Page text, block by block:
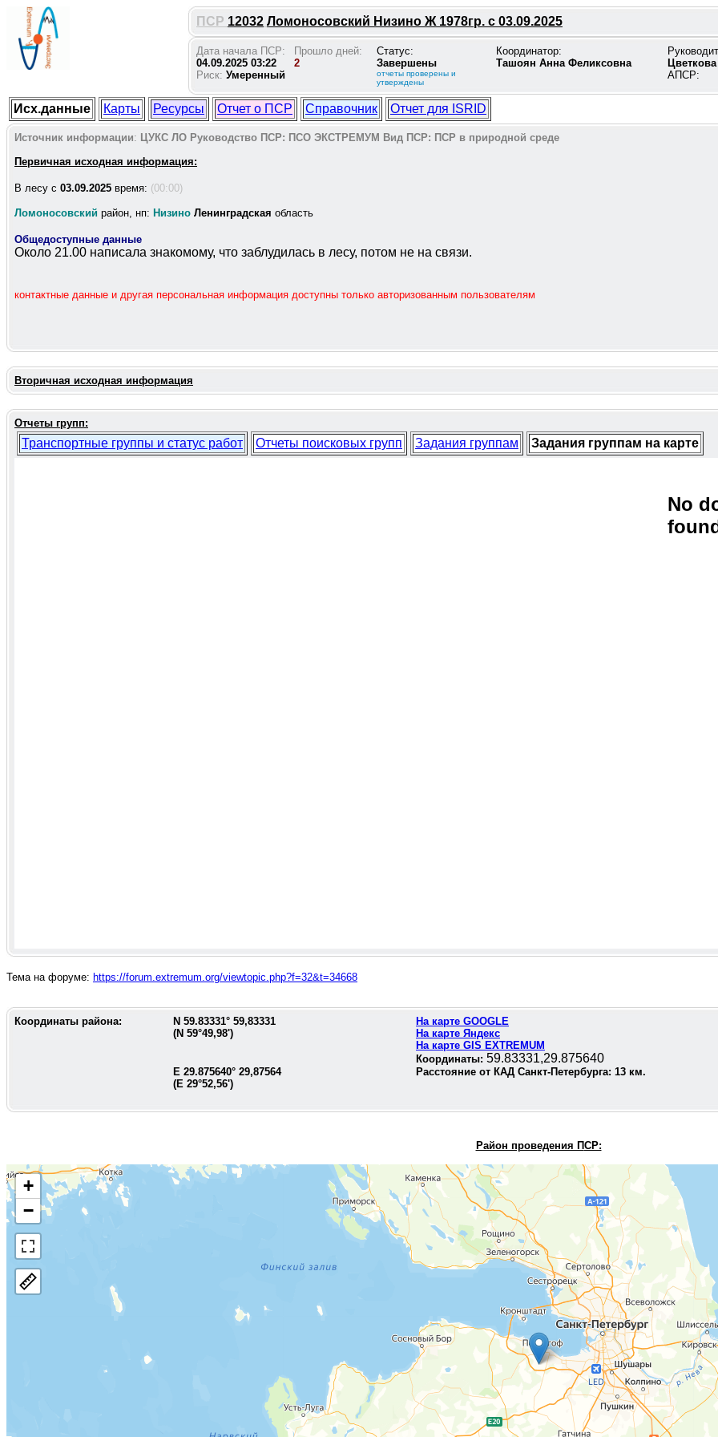
ПСР 12032 Ломоносовский Низино Ж 1978гр. с 03.09.2025
Дата начала ПСР:
04.09.2025 03:22
Риск: Умеренный
Прошло дней:
2
Статус:
Завершены
отчеты проверены и
утверждены
Координатор:
Ташоян Анна Феликсовна
АПСР:
Исх.данные Карты Ресурсы Отчет о ПСР Справочник Отчет для ISRID
Источник информации: ЦУКС ЛО Руководство ПСР: ПСО ЭКСТРЕМУМ Вид ПСР: ПСР в природной среде
Первичная исходная информация:
В лесу c 03.09.2025 время: (00:00)
Ломоносовский район, нп: Низино Ленинградская область
Общедоступные данные
Около 21.00 написала знакомому, что заблудилась в лесу, потом не на связи.
контактные данные и другая персональная информация доступны только авторизованным пользователям
Вторичная исходная информация
Отчеты групп:
Транспортные группы и статус работ Отчеты поисковых групп Задания группам Задания группам на карте
No
Тема на форуме: https://forum.extremum.org/viewtopic.php?f=32&t=34668
Координаты района: N 59.83331° 59,83331
(N 59°49,98')
На карте GOOGLE
На карте Яндекс
На карте GIS EXTREMUM
Координаты: 59.83331,29.875640
E 29.875640° 29,87564
(E 29°52,56')
Расстояние от КАД Санкт-Петербурга: 13 км.
Район проведения ПСР:
+
−